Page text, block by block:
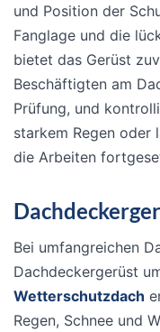
und Position der
Fanglage und die
bietet das Gerüst
Beschäftigten am
Prüfung, und
starkem Regen oder
die Arbeiten
Bei umfangreichen
Dachdeckergerüst
Wetterschutzdach
Regen, Schnee und